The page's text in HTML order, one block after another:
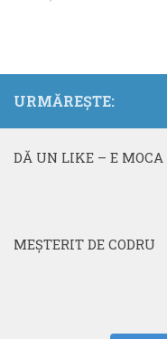
URMĂREȘTE:
DĂ UN LIKE – E MOCA
MEŞTERIT DE CODRU